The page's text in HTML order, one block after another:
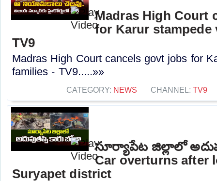
Madras High Court
for Karur
TV9
Madras High Court cancels govt jobs for
families - TV9.....»»
CATEGORY: NEWS CHANNEL: TV9
సూర్యాపేట జిల్లాలో
Car overturns after
Suryapet district